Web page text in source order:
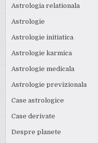
Astrologia relationala
Astrologie
Astrologie initiatica
Astrologie karmica
Astrologie medicala
Astrologie previzionala
Case astrologice
Case derivate
Despre planete